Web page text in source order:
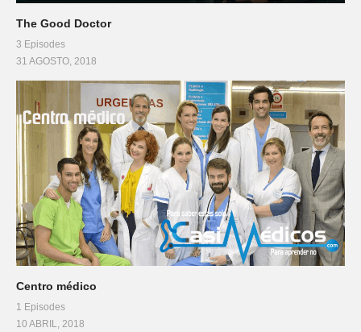
The Good Doctor
3 Episodes
31 AGOSTO, 2018
Centro médico
1 Episodes
10 ABRIL, 2018